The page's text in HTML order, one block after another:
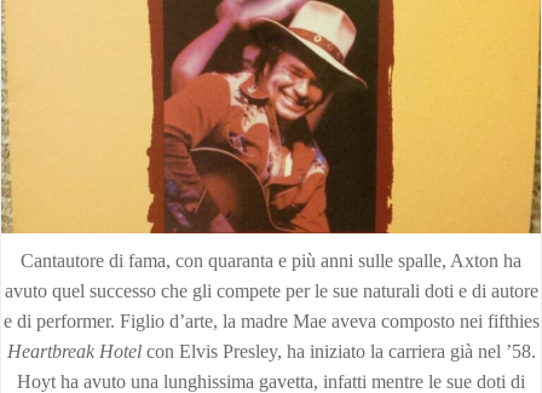
Cantautore di fama, con quaranta e più anni sulle spalle, Axton ha
avuto quel successo che gli compete per le sue naturali doti e di autore
e di performer. Figlio d’arte, la madre Mae aveva composto nei fifthies
Heartbreak Hotelcon Elvis Presley, ha iniziato la carriera già nel ’58.
Hoyt ha avuto una lunghissima gavetta, infatti mentre le sue doti di